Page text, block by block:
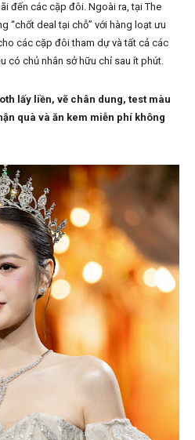
đến các cặp đôi. Ngoài ra, tại The
“chốt deal tại chỗ” với hàng loạt ưu
các cặp đôi tham dự và tất cả các
có chủ nhân sở hữu chỉ sau ít phút.
lấy liền, vẽ chân dung, test màu
quà và ăn kem miễn phí không